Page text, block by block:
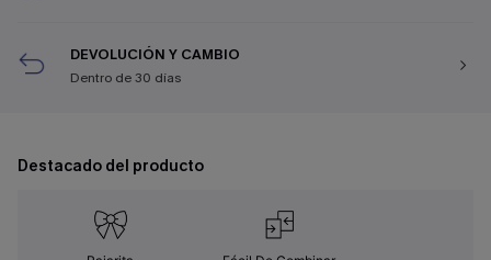
DEVOLUCIÓN Y CAMBIO
Dentro de 30 días
Destacado del producto